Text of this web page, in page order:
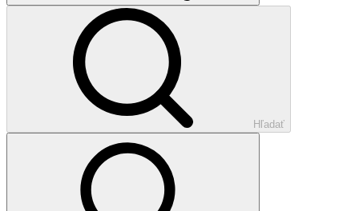
Hľadať